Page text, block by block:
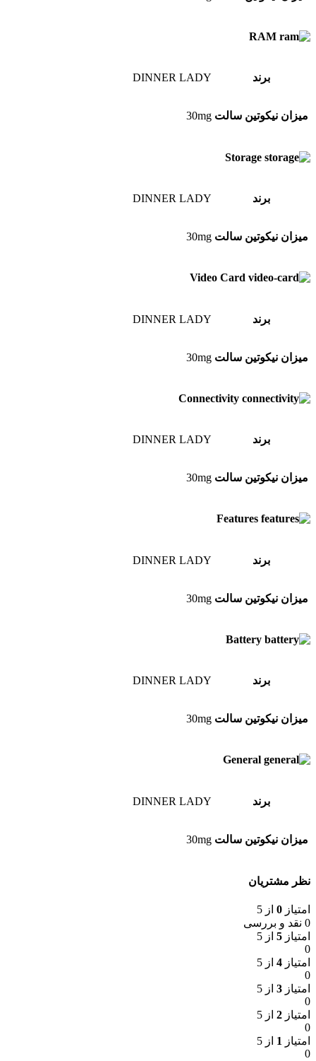
RAM
برند DINNER LADY
میزان نیکوتین سالت 30mg
Storage
برند DINNER LADY
میزان نیکوتین سالت 30mg
Video Card
برند DINNER LADY
میزان نیکوتین سالت 30mg
Connectivity
برند DINNER LADY
میزان نیکوتین سالت 30mg
Features
برند DINNER LADY
میزان نیکوتین سالت 30mg
Battery
برند DINNER LADY
میزان نیکوتین سالت 30mg
General
برند DINNER LADY
میزان نیکوتین سالت 30mg
نظر مشتریان
امتیاز 0 از 5
0 نقد و بررسی
امتیاز 5 از 5
0
امتیاز 4 از 5
0
امتیاز 3 از 5
0
امتیاز 2 از 5
0
امتیاز 1 از 5
0